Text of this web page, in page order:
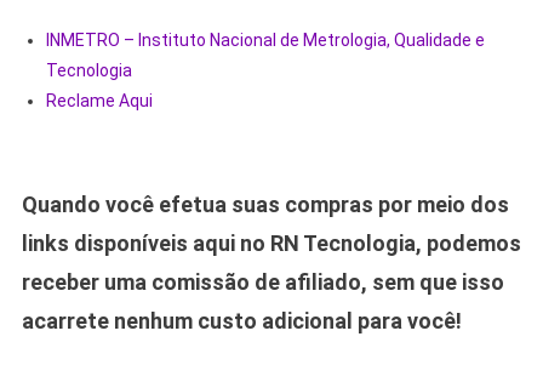
INMETRO – Instituto Nacional de Metrologia, Qualidade e
Tecnologia
Reclame Aqui
Quando você efetua suas compras por meio dos
links disponíveis aqui no RN Tecnologia, podemos
receber uma comissão de afiliado, sem que isso
acarrete nenhum custo adicional para você!